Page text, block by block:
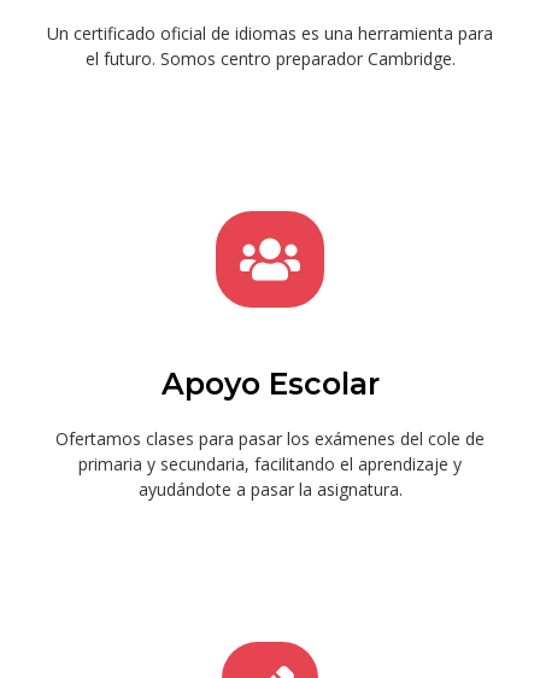
Un certificado oficial de idiomas es una herramienta para
el futuro. Somos centro preparador Cambridge.
Apoyo Escolar
Ofertamos clases para pasar los exámenes del cole de
primaria y secundaria, facilitando el aprendizaje y
ayudándote a pasar la asignatura.